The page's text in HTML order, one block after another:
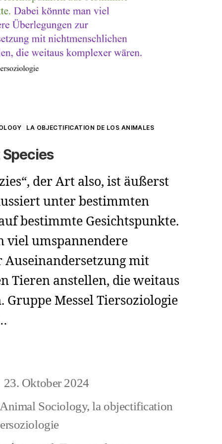
LA OBJECTIFICATION DE LOS ANIMALES
der Art also, ist äußerst
unter bestimmten
bestimmte Gesichtspunkte.
viel umspannendere
Auseinandersetzung mit
Tieren anstellen, die weitaus
Messel Tiersoziologie
23. Oktober 2024
Animal Sociology,la objectification